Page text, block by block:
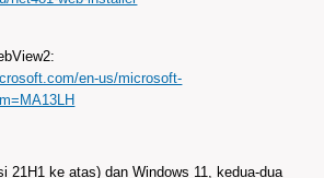
en-us/microsoft-
21H1 ke atas) dan Windows 11, kedua-dua